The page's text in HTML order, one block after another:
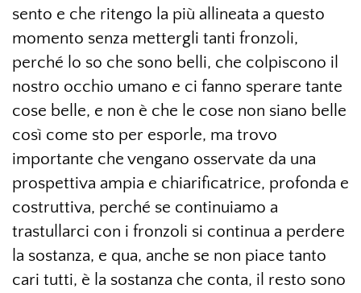
sento e che ritengo la più allineata a questo
momento senza mettergli tanti fronzoli,
perché lo so che sono belli, che colpiscono il
nostro occhio umano e ci fanno sperare tante
cose belle, e non è che le cose non siano belle
così come sto per esporle, ma trovo
importante che vengano osservate da una
prospettiva ampia e chiarificatrice, profonda e
costruttiva, perché se continuiamo a
trastullarci con i fronzoli si continua a perdere
la sostanza, e qua, anche se non piace tanto
cari tutti, è la sostanza che conta, il resto sono